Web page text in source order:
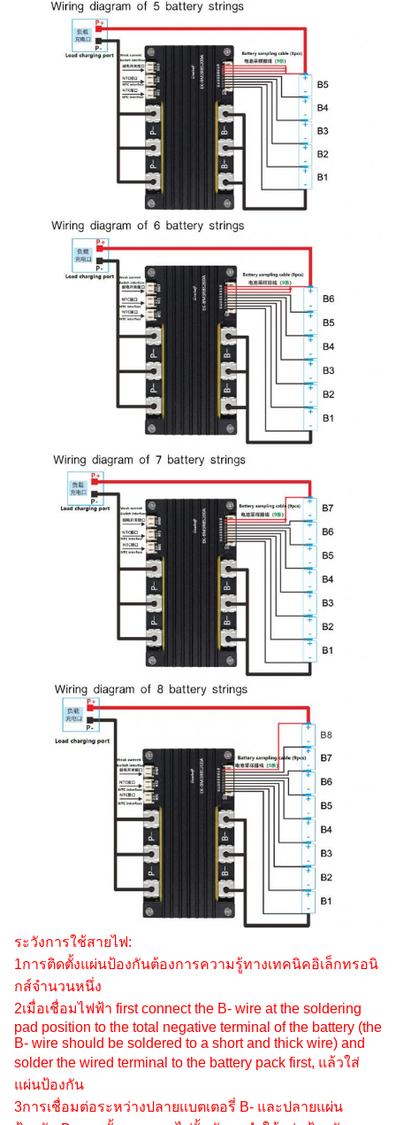
ระวังการใช้สายไฟ:
1การติดตั้งแผ่นป้องกันต้องการความรู้ทางเทคนิคอิเล็กทรอนิ
กส์จํานวนหนึ่ง
2เมื่อเชื่อมไฟฟ้า first connect the B- wire at the soldering
pad position to the total negative terminal of the battery (the
B- wire should be soldered to a short and thick wire) and
solder the wired terminal to the battery pack first, แล้วใส่
แผ่นป้องกัน
3การเชื่อมต่อระหว่างปลายแบตเตอรี่ B- และปลายแผ่น